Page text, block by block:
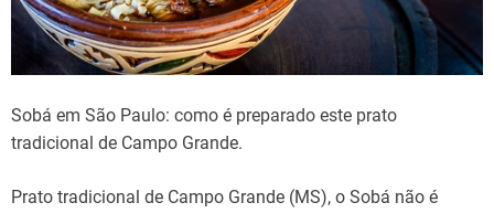
Sobá em São Paulo: como é preparado este prato
tradicional de Campo Grande.
Prato tradicional de Campo Grande (MS), o Sobá não é